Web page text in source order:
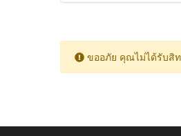
ขออภัย คุณไม่ได้รับสิ